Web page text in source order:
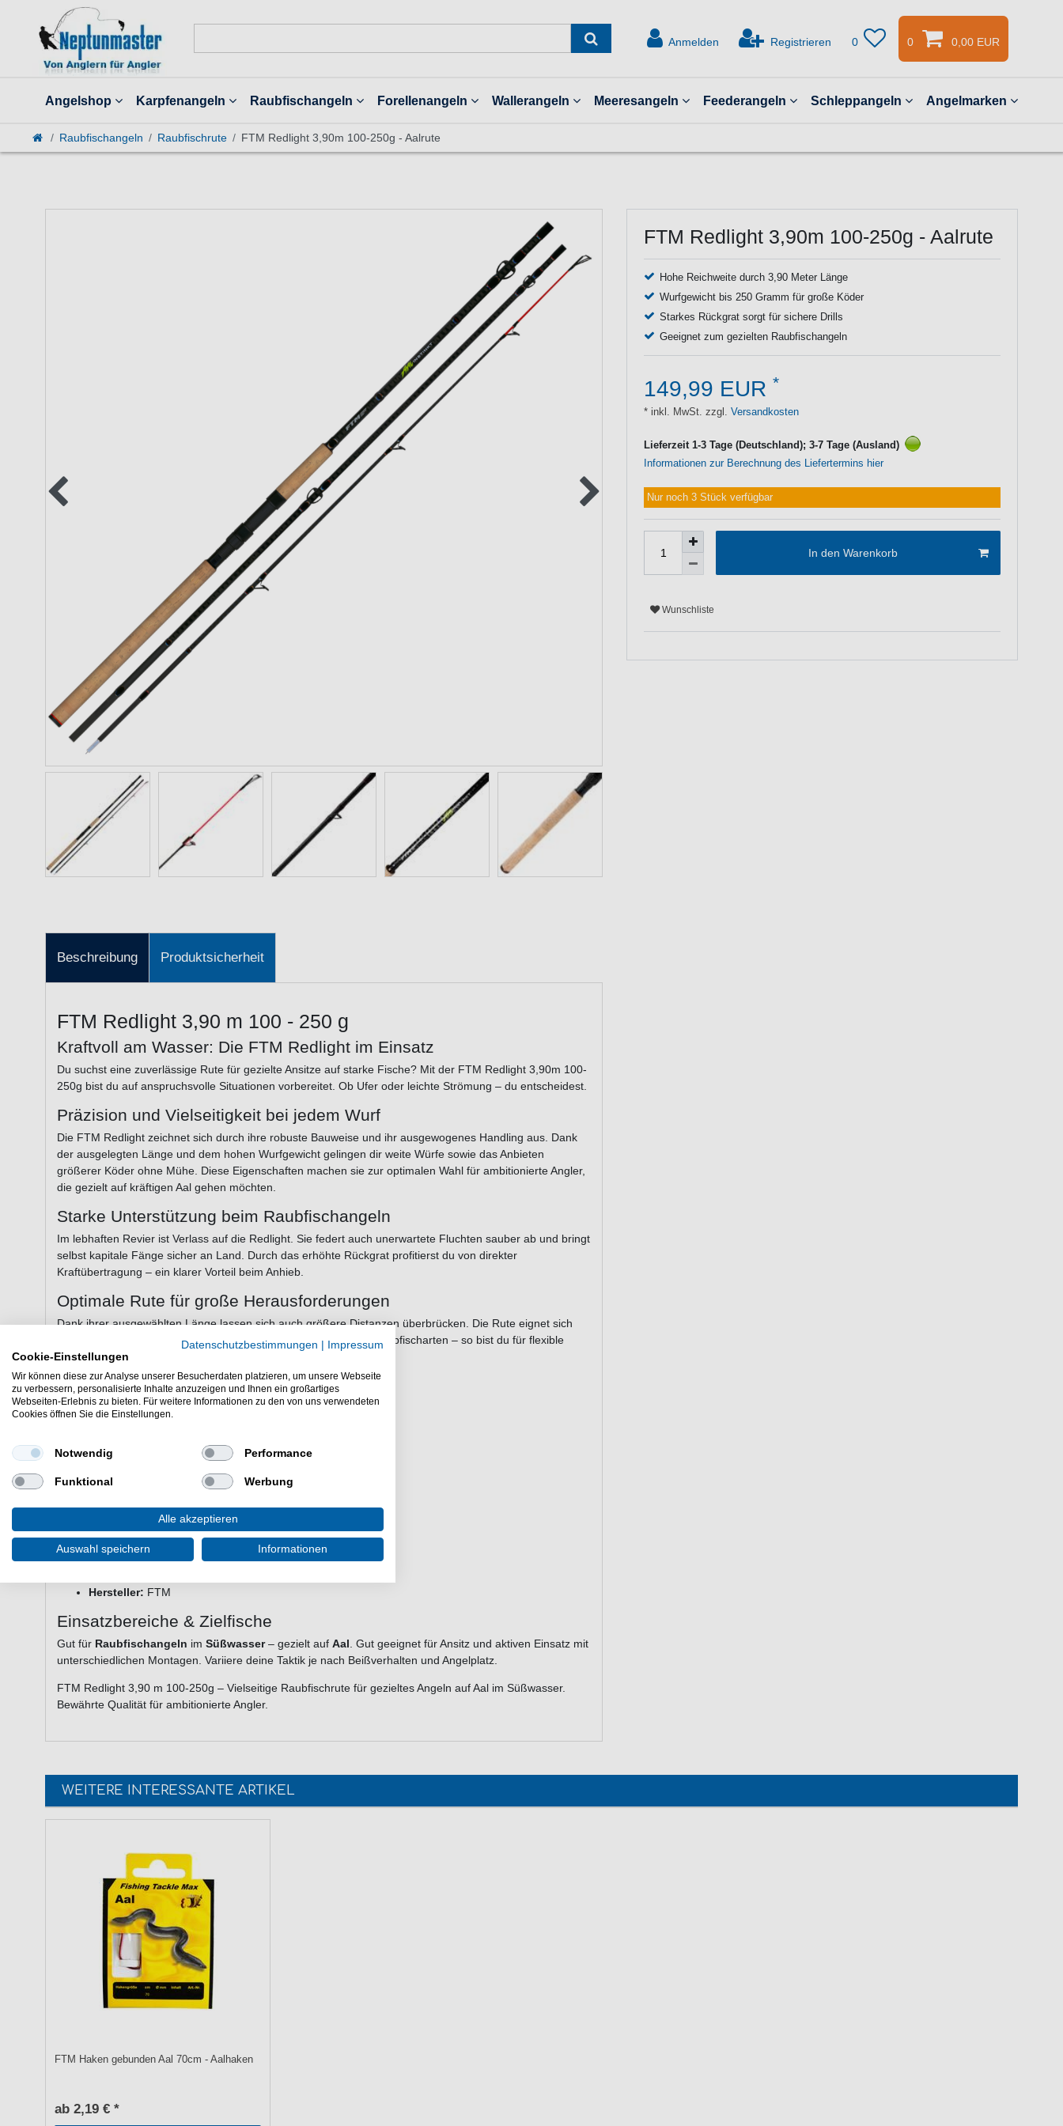
Anmelden Registrieren 0 0 0,00 EUR
Angelshop Karpfenangeln Raubfischangeln Forellenangeln Wallerangeln Meeresangeln Feederangeln Schleppangeln Angelmarken
Raubfischangeln Raubfischrute FTM Redlight 3,90m 100-250g - Aalrute
FTM Redlight 3,90m 100-250g - Aalrute
Hohe Reichweite durch 3,90 Meter Länge
Wurfgewicht bis 250 Gramm für große Köder
Starkes Rückgrat sorgt für sichere Drills
Geeignet zum gezielten Raubfischangeln
149,99 EUR *
* inkl. MwSt. zzgl. Versandkosten
Lieferzeit 1-3 Tage (Deutschland); 3-7 Tage (Ausland)
Informationen zur Berechnung des Liefertermins hier
Nur noch 3 Stück verfügbar
In den Warenkorb
Wunschliste
Beschreibung Produktsicherheit
FTM Redlight 3,90 m 100 - 250 g
Kraftvoll am Wasser: Die FTM Redlight im Einsatz
Du suchst eine zuverlässige Rute für gezielte Ansitze auf starke Fische? Mit der FTM Redlight 3,90m 100-
250g bist du auf anspruchsvolle Situationen vorbereitet. Ob Ufer oder leichte Strömung – du entscheidest.
Präzision und Vielseitigkeit bei jedem Wurf
Die FTM Redlight zeichnet sich durch ihre robuste Bauweise und ihr ausgewogenes Handling aus. Dank
der ausgelegten Länge und dem hohen Wurfgewicht gelingen dir weite Würfe sowie das Anbieten
größerer Köder ohne Mühe. Diese Eigenschaften machen sie zur optimalen Wahl für ambitionierte Angler,
die gezielt auf kräftigen Aal gehen möchten.
Starke Unterstützung beim Raubfischangeln
Im lebhaften Revier ist Verlass auf die Redlight. Sie federt auch unerwartete Fluchten sauber ab und bringt
selbst kapitale Fänge sicher an Land. Durch das erhöhte Rückgrat profitierst du von direkter
Kraftübertragung – ein klarer Vorteil beim Anhieb.
Optimale Rute für große Herausforderungen
Dank ihrer ausgewählten Länge lassen sich auch größere Distanzen überbrücken. Die Rute eignet sich
hervorragend für das Angeln in Strömen und auf verschiedene Raubfischarten – so bist du für flexible
Angeltechniken bestens gerüstet.
Die wichtigsten Vorteile auf einen Blick
Hohe Wurfweite– erzielt mit 3,90 m starke Distanzen
Vielseitig einsetzbar
– ideal für gezieltes Raubfischangeln
Technische Daten
Länge:3,90 m
Transportlänge: 137cm
Gewicht: 436g
Hersteller: FTM
Einsatzbereiche & Zielfische
Gut für Raubfischangeln im Süßwasser– gezielt auf Aal . Gut geeignet für Ansitz und aktiven Einsatz mit
unterschiedlichen Montagen. Variiere deine Taktik je nach Beißverhalten und Angelplatz.
FTM Redlight 3,90 m 100-250g – Vielseitige Raubfischrute für gezieltes Angeln auf Aal im Süßwasser.
Bewährte Qualität für ambitionierte Angler.
WEITERE INTERESSANTE ARTIKEL
FTM Haken gebunden Aal 70cm - Aalhaken
ab 2,19 € *
Datenschutzbestimmungen
Impressum
Cookie-Einstellungen
Wir können diese zur Analyse unserer Besucherdaten platzieren, um unsere Webseite
zu verbessern, personalisierte Inhalte anzuzeigen und Ihnen ein großartiges
Webseiten-Erlebnis zu bieten. Für weitere Informationen zu den von uns verwendeten
Cookies öffnen Sie die Einstellungen.
Notwendig Performance
Funktional Werbung
Alle akzeptieren
Auswahl speichern Informationen